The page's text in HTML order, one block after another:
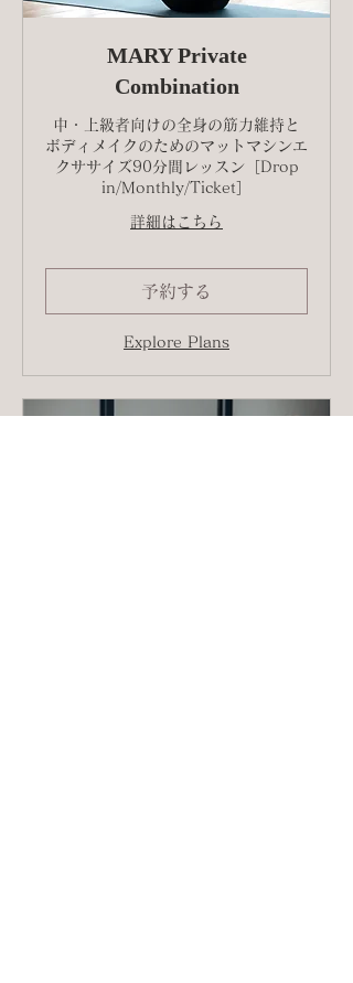
MARY Private
Combination
中・上級者向けの全身の筋力維持と
ボディメイクのためのマットマシンエ
クササイズ90分間レッスン［Drop
in/Monthly/Ticket］
詳細はこちら
予約する
Explore Plans